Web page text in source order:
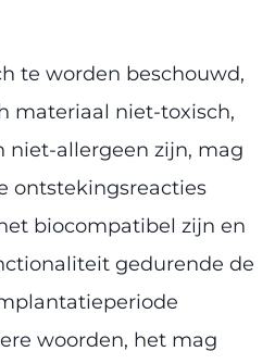
te worden beschouwd,
materiaal niet-toxisch,
niet-allergeen zijn, mag
ontstekingsreacties
biocompatibel zijn en
gedurende de
woorden, het mag